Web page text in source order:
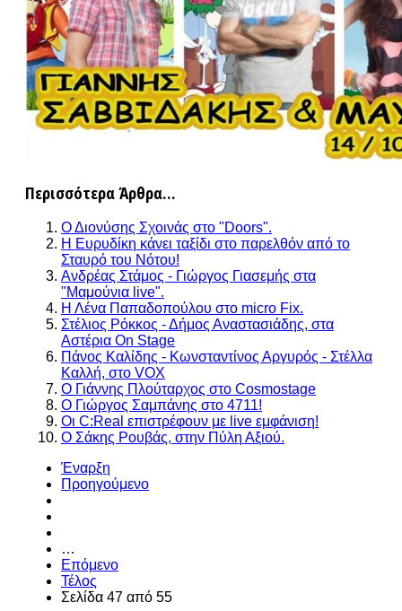
Περισσότερα Άρθρα...
Ο Διονύσης Σχοινάς στο "Doors".
Η Ευρυδίκη κάνει ταξίδι στο παρελθόν από το
Σταυρό του Νότου!
Ανδρέας Στάμος - Γιώργος Γιασεμής στα
"Μαμούνια live".
Η Λένα Παπαδοπούλου στο micro Fix.
Στέλιος Ρόκκος - Δήμος Αναστασιάδης, στα
Αστέρια On Stage
Πάνος Καλίδης - Κωνσταντίνος Αργυρός - Στέλλα
Καλλή, στο VOX
Ο Γιάννης Πλούταρχος στο Cosmostage
Ο Γιώργος Σαμπάνης στο 4711!
Οι C:Real επιστρέφουν με live εμφάνιση!
Ο Σάκης Ρουβάς, στην Πύλη Αξιού.
Έναρξη
Προηγούμενο
…
Επόμενο
Τέλος
Σελίδα 47 από 55